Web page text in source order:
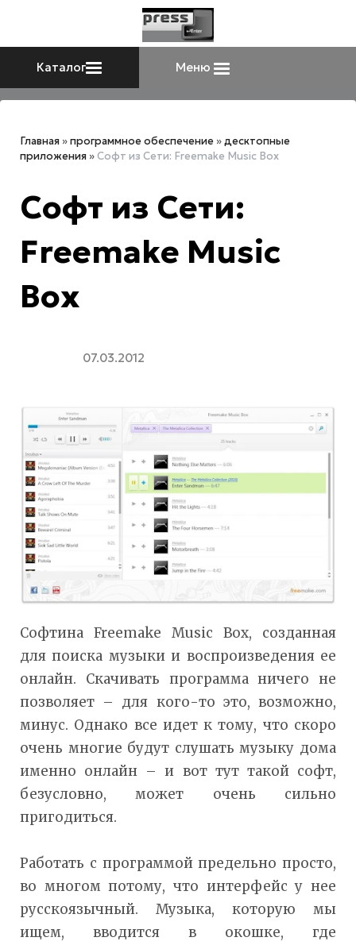
Каталог Меню
Главная »программное обеспечение »десктопные
приложения »Софт из Сети: Freemake Music Box
Софт из Сети:
Freemake Music
Box
07.03.2012
Cофтина Freemake Music Box, созданная
для поиска музыки и воспроизведения ее
онлайн. Скачивать программа ничего не
позволяет – для кого-то это, возможно,
минус. Однако все идет к тому, что скоро
очень многие будут слушать музыку дома
именно онлайн – и вот тут такой софт,
безусловно, может очень сильно
пригодиться.
Работать с программой предельно просто,
во многом потому, что интерфейс у нее
русскоязычный. Музыка, которую мы
ищем, вводится в окошке, где